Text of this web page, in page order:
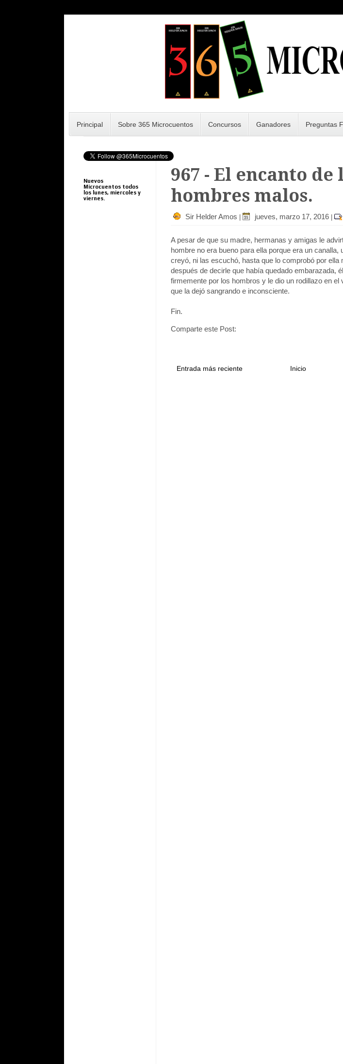
Principal Sobre 365 Microcuentos Concursos Ganadores Preguntas
967 - El encanto de
hombres malos.
Sir Helder Amos jueves, marzo 17, 2016
A pesar de que su madre, hermanas y amigas le
hombre no era bueno para ella porque era un canalla,
creyó, ni las escuchó, hasta que lo comprobó por ella
después de decirle que había quedado embarazada,
firmemente por los hombros y le dio un rodillazo en el
que la dejó sangrando e inconsciente.
Fin.
Comparte este Post:
Entrada más reciente Inicio
Nuevos
Microcuentos todos
los lunes, miercoles y
viernes.